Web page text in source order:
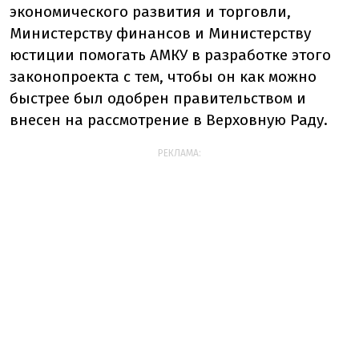
экономического развития и торговли,
Министерству финансов и Министерству
юстиции помогать АМКУ в разработке этого
законопроекта с тем, чтобы он как можно
быстрее был одобрен правительством и
внесен на рассмотрение в Верховную Раду.
РЕКЛАМА: